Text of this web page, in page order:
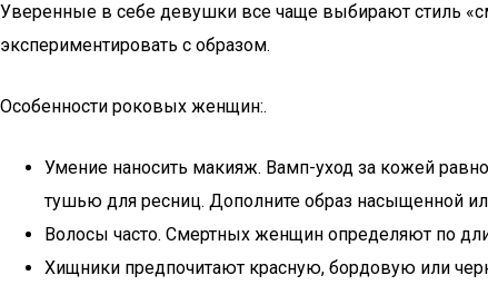
Уверенные в себе девушки все чаще выбирают стиль
экспериментировать с образом.
Особенности роковых женщин:.
Умение наносить макияж. Вамп-уход за кожей
тушью для ресниц. Дополните образ насыщенной
Волосы часто. Смертных женщин определяют по
Хищники предпочитают красную, бордовую или